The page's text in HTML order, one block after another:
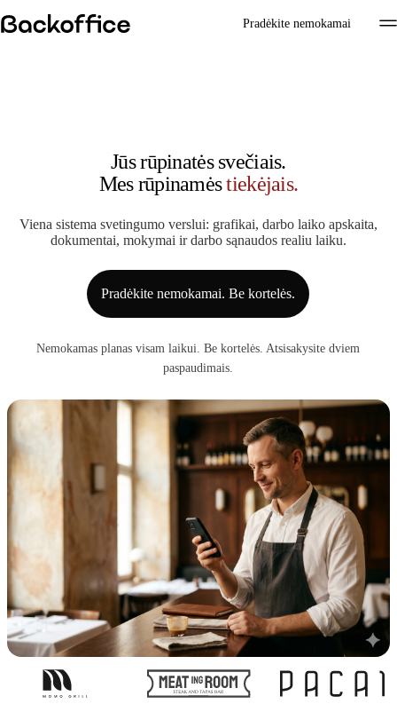
Pradėkite nemokamai
Jūs rūpinatės svečiais.
Mes rūpinamėsmokymais.
Viena sistema svetingumo verslui: grafikai, darbo laiko apskaita,
dokumentai, mokymai ir darbo sąnaudos realiu laiku.
Pradėkite nemokamai. Be kortelės.
Nemokamas planas visam laikui. Be kortelės. Atsisakysite dviem
paspaudimais.